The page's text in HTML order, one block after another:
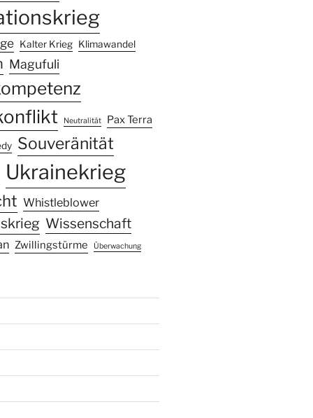
Kalter Krieg Klimawandel
Magufuli
Neutralität Pax Terra
Souveränität
Ukrainekrieg
Whistleblower
Wissenschaft
Zwillingstürme Überwachung